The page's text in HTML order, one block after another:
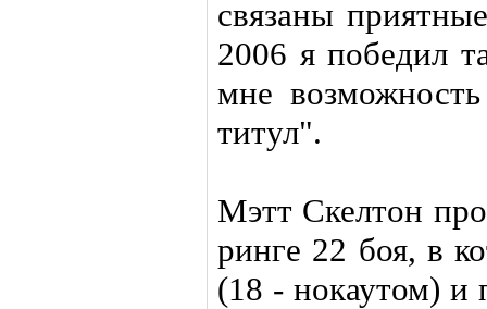
связаны
2006 я победил
мне
титул".
Мэтт Скелтон
ринге 22 боя, в
(18 - нокаутом) и